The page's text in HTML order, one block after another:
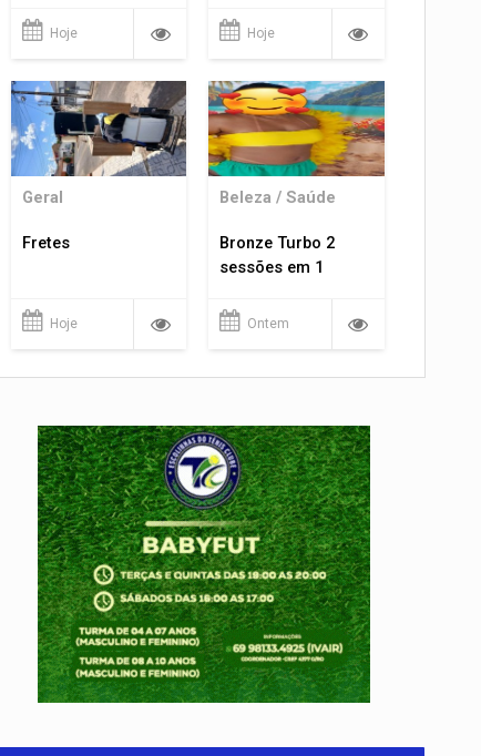
Hoje Hoje
Geral
Fretes
Hoje
Beleza / Saúde
Bronze Turbo 2
sessões em 1
Ontem